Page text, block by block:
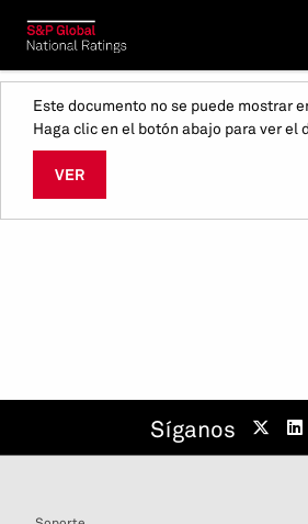
Este documento no se puede mostrar
Haga clic en el botón abajo para ver el
VER
Síganos